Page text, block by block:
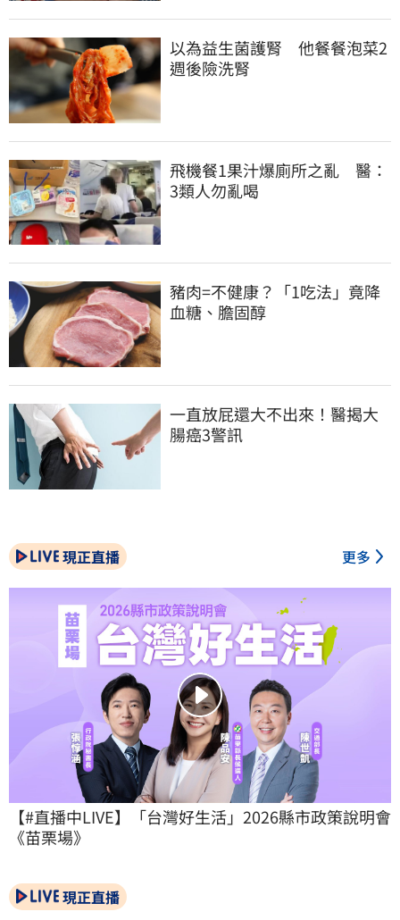
以為益生菌護腎　他餐餐泡菜2
週後險洗腎
飛機餐1果汁爆廁所之亂　醫：
3類人勿亂喝
豬肉=不健康？「1吃法」竟降
血糖、膽固醇
一直放屁還大不出來！醫揭大
腸癌3警訊
現正直播 更多
【#直播中LIVE】「台灣好生活」2026縣市政策說明會
《苗栗場》
現正直播